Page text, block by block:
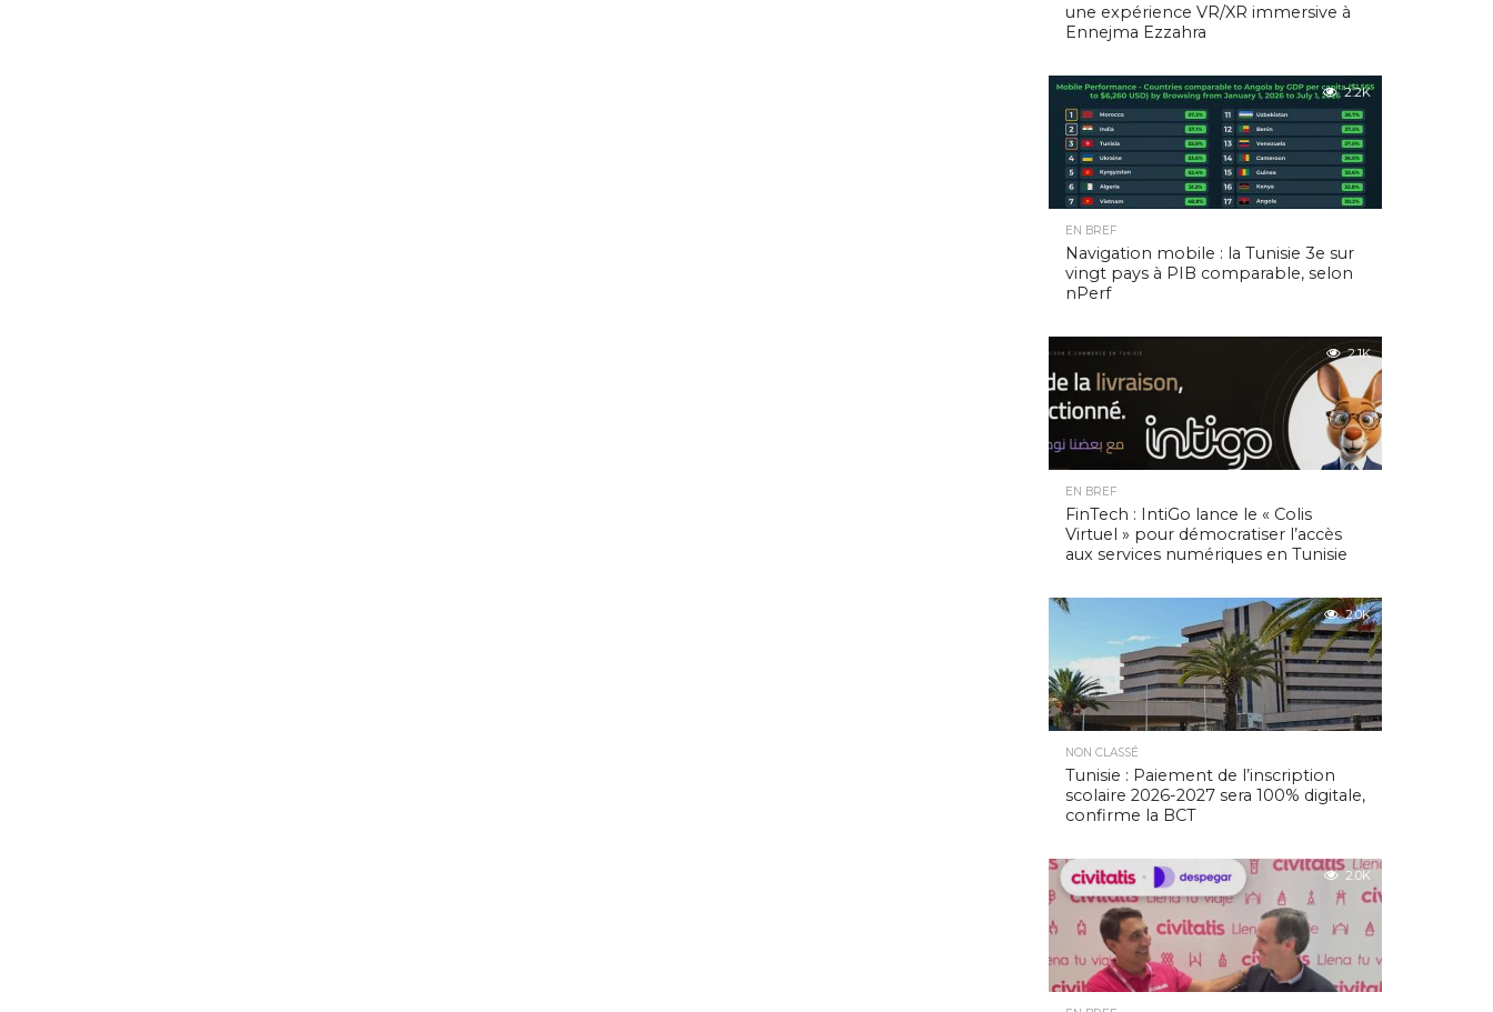
une expérience VR/XR immersive à
Ennejma Ezzahra
2.2K
EN BREF
Navigation mobile : la Tunisie 3e sur
vingt pays à PIB comparable, selon
nPerf
2.1K
EN BREF
FinTech : IntiGo lance le « Colis
Virtuel » pour démocratiser l’accès
aux services numériques en Tunisie
2.0K
NON CLASSÉ
Tunisie : Paiement de l’inscription
scolaire 2026-2027 sera 100% digitale,
confirme la BCT
2.0K